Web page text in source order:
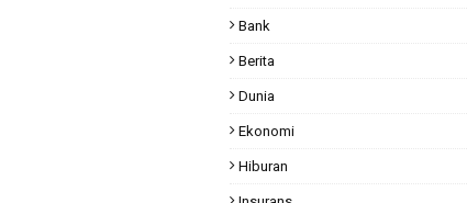
Bank
Berita
Dunia
Ekonomi
Hiburan